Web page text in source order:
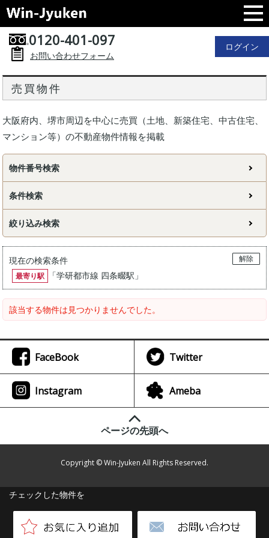
0120-401-097
お問い合わせフォーム
ログイン
売買物件
大阪府内、堺市周辺を中心に売買（土地、新築住宅、中古住宅、
マンション等）の不動産物件情報を掲載
物件番号検索
条件検索
絞り込み検索
現在の検索条件
解除
最寄り駅
「学研都市線 四条畷駅 」
該当する物件は見つかりませんでした。
チェックした物件を
FaceBook Twitter
Instagram Ameba
ページの先頭へ
Copyright © Win-Jyuken All Rights Reserved.